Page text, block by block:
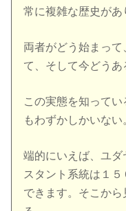
常に複雑な歴史があ
両者がどう始まっ
て、そして今どうあ
この実態を知って
もわずかしかいない
端的にいえば、ユ
スタント系統は１
できます。そこか